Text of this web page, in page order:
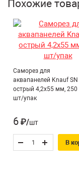
Похожие
Саморез для
аквапанелей Knauf SN
острый 4,2х55 мм, 250
шт/упак
6 ₽/шт
В